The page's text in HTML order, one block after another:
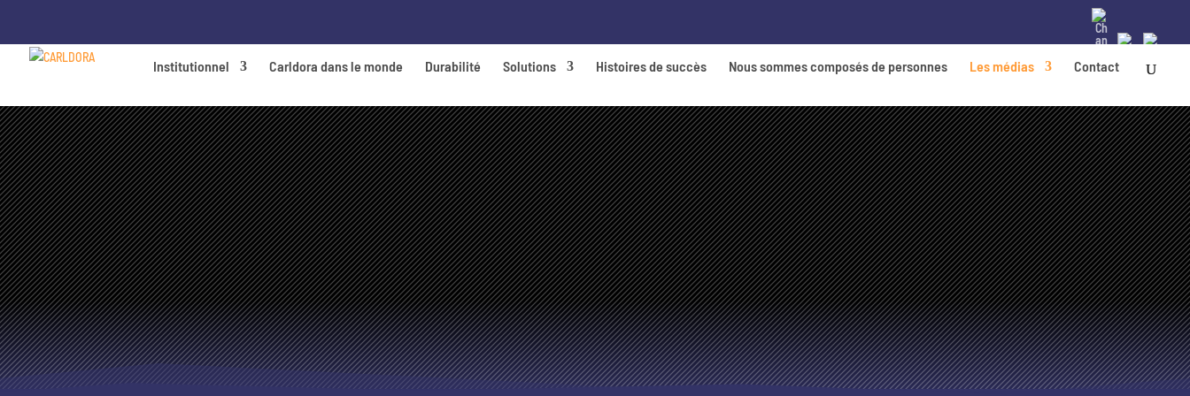
FAQ ZONE RÉSERVÉE
Institutionnel Carldora dans le monde Durabilité Solutions Histoires de succès Nous sommes composés de personnes Les médias Contact